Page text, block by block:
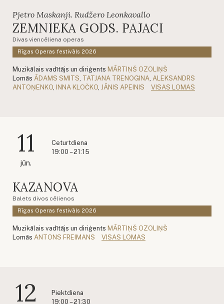
Pjetro Maskanji. Rudžero Leonkavallo
ZEMNIEKA GODS. PAJACI
Divas viencēliena operas
Rīgas Operas festivāls 2026
Muzikālais vadītājs un diriģents MĀRTIŅŠ OZOLIŅŠ
Lomās ĀDAMS SMITS TATJANA TRENOGINA ALEKSANDRS
ANTOŅENKO INNA KLOČKO JĀNIS APEINIS VISAS LOMAS
11
jūn.
Ceturtdiena
19:00 – 21:15
KAZANOVA
Balets divos cēlienos
Rīgas Operas festivāls 2026
Muzikālais vadītājs un diriģents MĀRTIŅŠ OZOLIŅŠ
Lomās ANTONS FREIMANS VISAS LOMAS
12
Piektdiena
19:00 – 21:30